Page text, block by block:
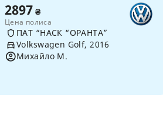
2897 ₴
Цена полиса
ПАТ “НАСК “ОРАНТА”
Volkswagen Golf, 2016
Михайло М.